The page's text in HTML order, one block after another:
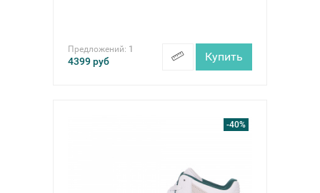
Предложений: 1
4399руб Купить
-40%